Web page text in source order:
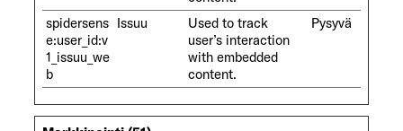
spidersens
e:user_id:v
1_issuu_we
b
Issuu
Used to track
user’s interaction
with embedded
content.
Pysyvä